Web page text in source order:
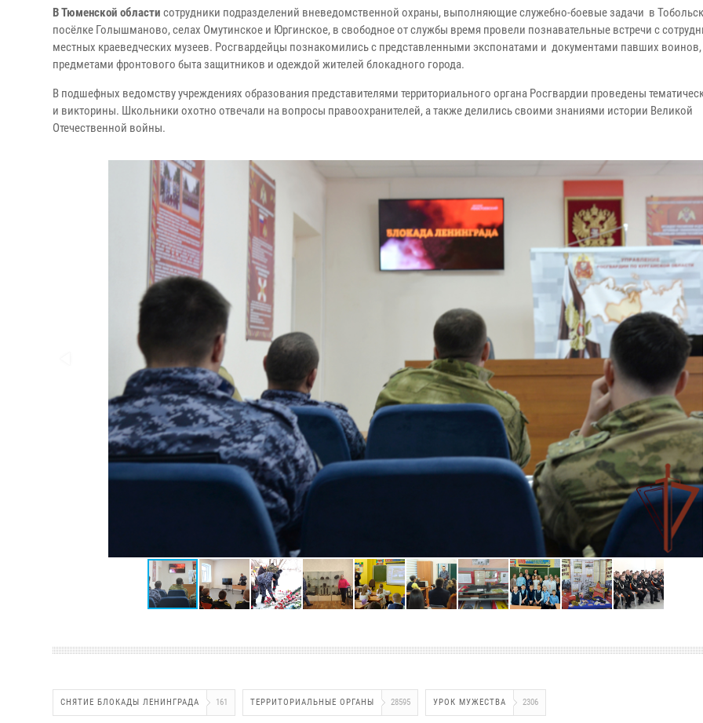
В Тюменской области сотрудники подразделений вневедомственной охраны, выполняющие служебно-боевые задачи в
посёлке Голышманово, селах Омутинское и Юргинское, в свободное от службы время провели познавательные встречи с
местных краеведческих музеев. Росгвардейцы познакомились с представленными экспонатами и документами павших воинов,
предметами фронтового быта защитников и одеждой жителей блокадного города.
В подшефных ведомству учреждениях образования представителями территориального органа Росгвардии проведены
и викторины. Школьники охотно отвечали на вопросы правоохранителей, а также делились своими знаниями истории Великой
Отечественной войны.
СНЯТИЕ БЛОКАДЫ ЛЕНИНГРАДА 161 ТЕРРИТОРИАЛЬНЫЕ ОРГАНЫ 28595 УРОК МУЖЕСТВА 2306